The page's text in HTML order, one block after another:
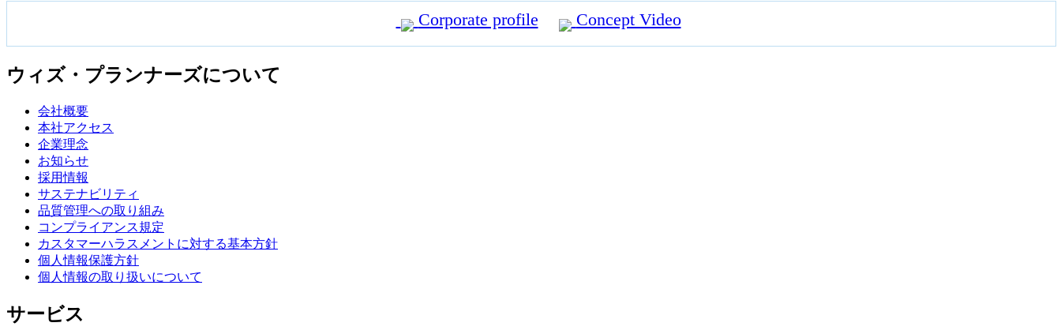
Corporate profile Concept Video
ウィズ・プランナーズについて
会社概要
本社アクセス
企業理念
お知らせ
採用情報
サステナビリティ
品質管理への取り組み
コンプライアンス規定
カスタマーハラスメントに対する基本方針
個人情報保護方針
個人情報の取り扱いについて
サービス